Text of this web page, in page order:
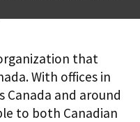
that
With offices in
Canada and around
to both Canadian